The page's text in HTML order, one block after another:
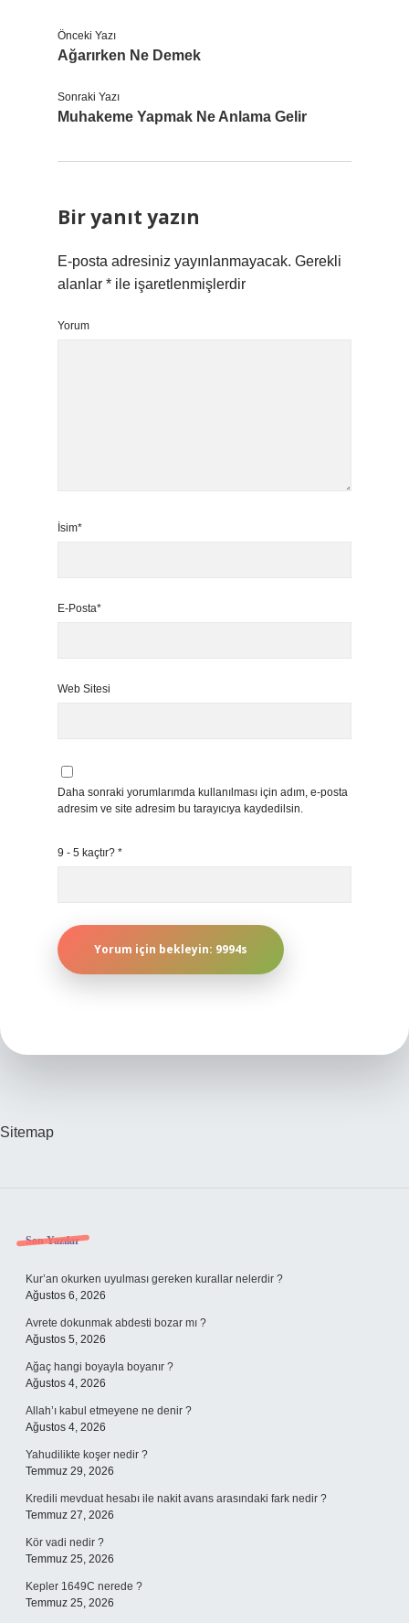
Önceki Yazı
Ağarırken Ne Demek
Sonraki Yazı
Muhakeme Yapmak Ne Anlama Gelir
Bir yanıt yazın
E-posta adresiniz yayınlanmayacak. Gerekli
alanlar * ile işaretlenmişlerdir
Yorum
İsim*
E-Posta*
Web Sitesi
Daha sonraki yorumlarımda kullanılması için adım, e-posta
adresim ve site adresim bu tarayıcıya kaydedilsin.
9 - 5 kaçtır? *
Sitemap
Sidebar
Son Yazılar
Kur’an okurken uyulması gereken kurallar nelerdir ?
Ağustos 6, 2026
Avrete dokunmak abdesti bozar mı ?
Ağustos 5, 2026
Ağaç hangi boyayla boyanır ?
Ağustos 4, 2026
Allah’ı kabul etmeyene ne denir ?
Ağustos 4, 2026
Yahudilikte koşer nedir ?
Temmuz 29, 2026
Kredili mevduat hesabı ile nakit avans arasındaki fark nedir ?
Temmuz 27, 2026
Kör vadi nedir ?
Temmuz 25, 2026
Kepler 1649C nerede ?
Temmuz 25, 2026